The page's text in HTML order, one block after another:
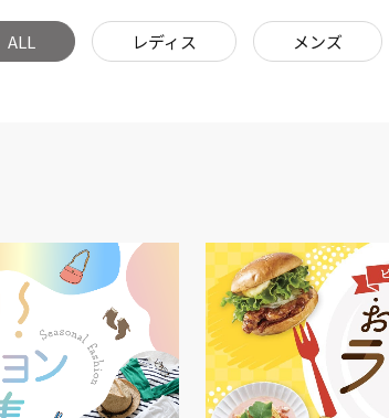
ALL レディス メンズ